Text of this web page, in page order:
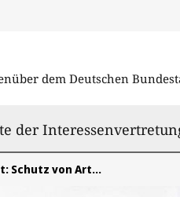
dem Deutschen
der
und Fischbeständen